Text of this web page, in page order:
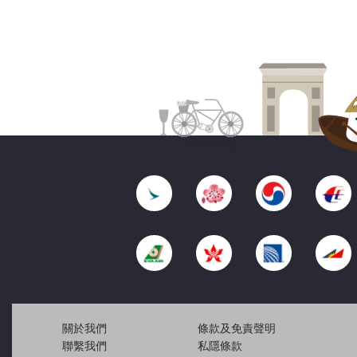
關於我們
聯繫我們
條款及免責聲明
私隱條款